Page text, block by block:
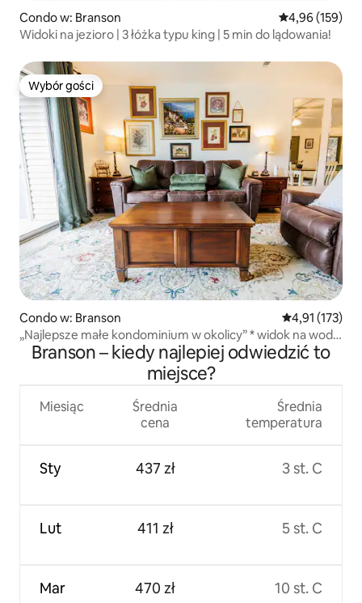
Condo w: Branson Średnia
4,96 (159)
Widoki na jezioro | 3 łóżka typu king | 5 min do lądowania!
Wybór gości
Wybór gości
Condo w: Branson Średnia
4,91 (173)
„Najlepsze małe kondominium w okolicy” * widok na wodę
i golfa *
Branson – kiedy najlepiej odwiedzić to
miejsce?
Miesiąc
Sty
Lut
Mar
Średnia
cena
437 zł
411 zł
470 zł
Średnia
temperatura
3 st. C
5 st. C
10 st. C